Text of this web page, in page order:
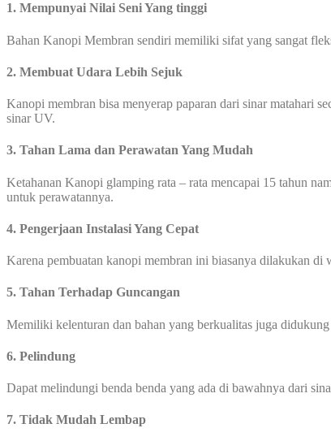
1. Mempunyai Nilai Seni Yang tinggi
Bahan Kanopi Membran sendiri memiliki sifat yang sangat
2. Membuat Udara Lebih Sejuk
Kanopi membran bisa menyerap paparan dari sinar matahari
sinar UV.
3. Tahan Lama dan Perawatan Yang Mudah
Ketahanan Kanopi glamping rata – rata mencapai 15 tahun
untuk perawatannya.
4. Pengerjaan Instalasi Yang Cepat
Karena pembuatan kanopi membran ini biasanya dilakukan
5. Tahan Terhadap Guncangan
Memiliki kelenturan dan bahan yang berkualitas juga
6. Pelindung
Dapat melindungi benda benda yang ada di bawahnya dari
7. Tidak Mudah Lembap